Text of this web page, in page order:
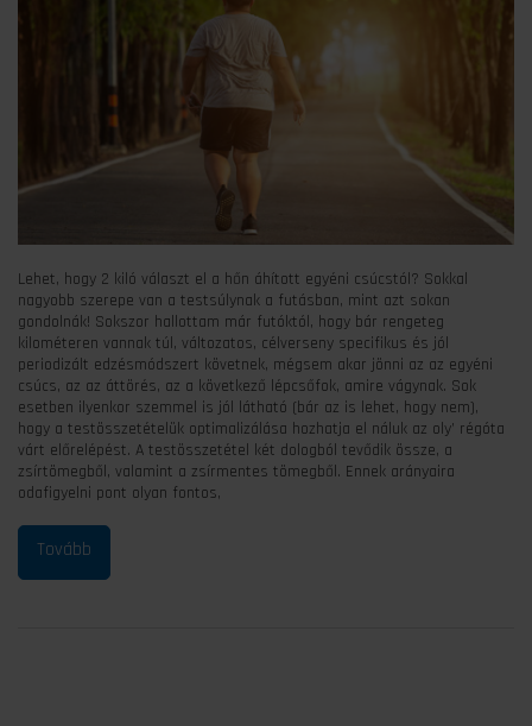
Lehet, hogy 2 kiló választ el a hőn áhított egyéni csúcstól? Sokkal
nagyobb szerepe van a testsúlynak a futásban, mint azt sokan
gondolnák! Sokszor hallottam már futóktól, hogy bár rengeteg
kilométeren vannak túl, változatos, célverseny specifikus és jól
periodizált edzésmódszert követnek, mégsem akar jönni az az egyéni
csúcs, az az áttörés, az a következő lépcsőfok, amire vágynak. Sok
esetben ilyenkor szemmel is jól látható (bár az is lehet, hogy nem),
hogy a testösszetételük optimalizálása hozhatja el náluk az oly’ régóta
várt előrelépést. A testösszetétel két dologból tevődik össze, a
zsírtömegből, valamint a zsírmentes tömegből. Ennek arányaira
odafigyelni pont olyan fontos,